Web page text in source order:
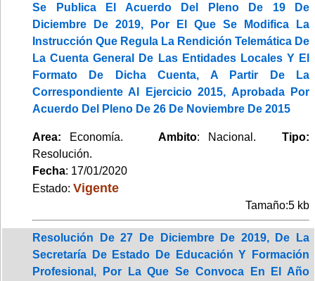
Se Publica El Acuerdo Del Pleno De 19 De
Diciembre De 2019, Por El Que Se Modifica La
Instrucción Que Regula La Rendición Telemática De
La Cuenta General De Las Entidades Locales Y El
Formato De Dicha Cuenta, A Partir De La
Correspondiente Al Ejercicio 2015, Aprobada Por
Acuerdo Del Pleno De 26 De Noviembre De 2015
Area: Economía. Ambito: Nacional.Tipo:
Resolución.
Fecha: 17/01/2020
Estado: Vigente
Tamaño:5 kb
Resolución De 27 De Diciembre De 2019, De La
Secretaría De Estado De Educación Y Formación
Profesional, Por La Que Se Convoca En El Año